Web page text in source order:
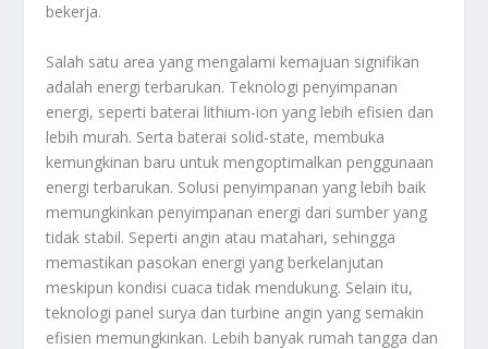
bekerja.
Salah satu area yang mengalami kemajuan signifikan
adalah energi terbarukan. Teknologi penyimpanan
energi, seperti baterai lithium-ion yang lebih efisien dan
lebih murah. Serta baterai solid-state, membuka
kemungkinan baru untuk mengoptimalkan penggunaan
energi terbarukan. Solusi penyimpanan yang lebih baik
memungkinkan penyimpanan energi dari sumber yang
tidak stabil. Seperti angin atau matahari, sehingga
memastikan pasokan energi yang berkelanjutan
meskipun kondisi cuaca tidak mendukung. Selain itu,
teknologi panel surya dan turbine angin yang semakin
efisien memungkinkan. Lebih banyak rumah tangga dan